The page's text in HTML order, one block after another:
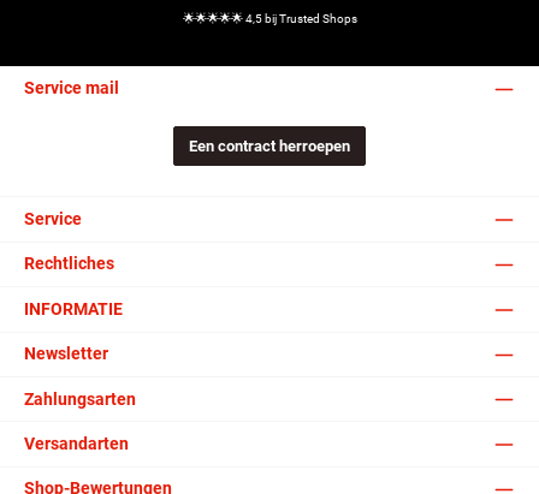
🌟🌟🌟🌟🌟 4,5 bij Trusted Shops
Service mail
Een contract herroepen
Service
Rechtliches
INFORMATIE
Newsletter
Zahlungsarten
Versandarten
Shop-Bewertungen